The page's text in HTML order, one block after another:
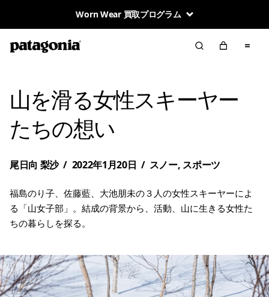
Worn Wear 買取プログラム
山を滑る女性スキーヤー
たちの想い
尾日向 梨沙 / 2022年1月20日 / スノー, スポーツ
福島のり子、佐藤藍、大池朋未の３人の女性スキーヤーによ
る「山女子部」。結成の背景から、活動、山に生きる女性た
ちの暮らしを探る。